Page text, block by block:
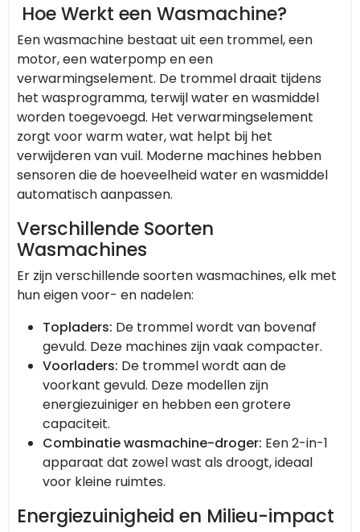
Hoe Werkt een Wasmachine?
Een wasmachine bestaat uit een trommel, een
motor, een waterpomp en een
verwarmingselement. De trommel draait tijdens
het wasprogramma, terwijl water en wasmiddel
worden toegevoegd. Het verwarmingselement
zorgt voor warm water, wat helpt bij het
verwijderen van vuil. Moderne machines hebben
sensoren die de hoeveelheid water en wasmiddel
automatisch aanpassen.
Verschillende Soorten
Wasmachines
Er zijn verschillende soorten wasmachines, elk met
hun eigen voor- en nadelen:
Topladers: De trommel wordt van bovenaf
gevuld. Deze machines zijn vaak compacter.
Voorladers: De trommel wordt aan de
voorkant gevuld. Deze modellen zijn
energiezuiniger en hebben een grotere
capaciteit.
Combinatie wasmachine-droger: Een 2-in-1
apparaat dat zowel wast als droogt, ideaal
voor kleine ruimtes.
Energiezuinigheid en Milieu-impact